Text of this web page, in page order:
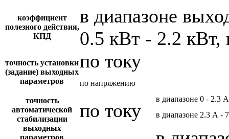
коэффициент
полезного действия,
КПД
в диапазоне
0.5 кВт - 2.2 кВт,
точность установки
(задание) выходных
параметров
по току
по напряжению
точность
автоматической
стабилизации
выходных
параметров
по току
в диапазоне 0 - 2.3 А
в диапазоне 2.3 А -